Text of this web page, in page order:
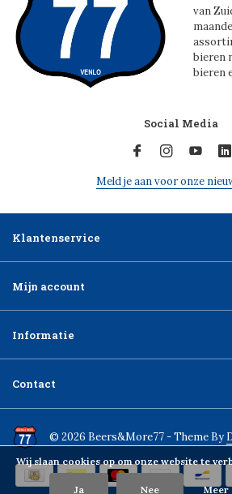
van
bieren
bieren
Social Media
Meld je aan voor onze
Klantenservice
Mijn account
Informatie
Contact
© 2026 Beers&More77 - Theme By
Wij slaan cookies op om onze website te
Ja Nee Meer